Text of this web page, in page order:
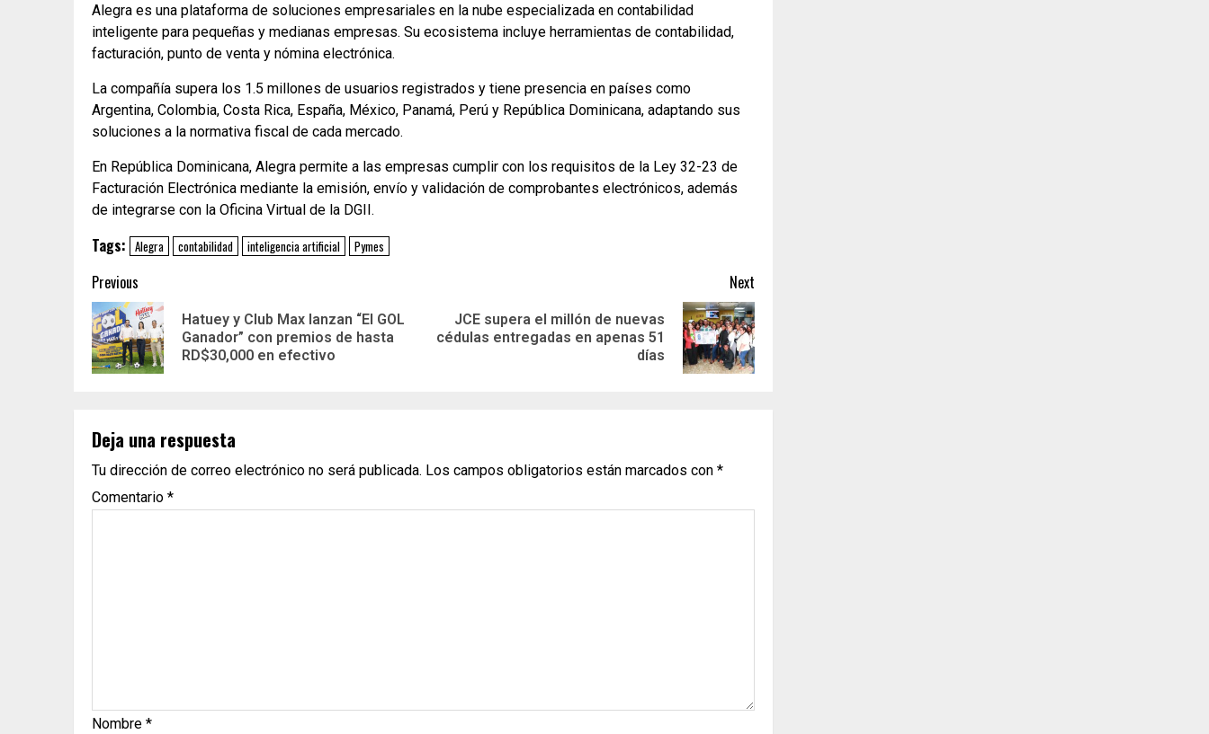
Alegra es una plataforma de soluciones empresariales en la nube especializada en contabilidad
inteligente para pequeñas y medianas empresas. Su ecosistema incluye herramientas de contabilidad,
facturación, punto de venta y nómina electrónica.
La compañía supera los 1.5 millones de usuarios registrados y tiene presencia en países como
Argentina, Colombia, Costa Rica, España, México, Panamá, Perú y República Dominicana, adaptando sus
soluciones a la normativa fiscal de cada mercado.
En República Dominicana, Alegra permite a las empresas cumplir con los requisitos de la Ley 32-23 de
Facturación Electrónica mediante la emisión, envío y validación de comprobantes electrónicos, además
de integrarse con la Oficina Virtual de la DGII.
Tags: Alegra contabilidad inteligencia artificial Pymes
Previous
Hatuey y Club Max lanzan “El GOL
Ganador” con premios de hasta
RD$30,000 en efectivo
Next
JCE supera el millón de nuevas
cédulas entregadas en apenas 51
días
Deja una respuesta
Tu dirección de correo electrónico no será publicada. Los campos obligatorios están marcados con *
Comentario *
Nombre *